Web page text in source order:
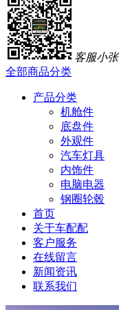
客服小张
全部商品分类
产品分类
机舱件
底盘件
外观件
汽车灯具
内饰件
电脑电器
钢圈轮毂
首页
关于车配配
客户服务
在线留言
新闻资讯
联系我们